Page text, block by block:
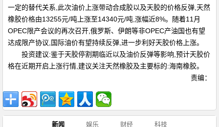
一定的替代关系,此次油价上涨带动合成胶以及天胶的价格反弹,天然
橡胶价格由13255元/吨上涨至14340元/吨,涨幅近8%。随着11月
OPEC限产会议的再次召开,俄罗斯、伊朗等非OPEC产油国也有望
达成限产协议,国际油价有望持续反弹,进一步利好天胶价格上涨。
投资建议:鉴于天胶停割期临近以及油价反弹等影响,预计天胶价
格在近期开启上涨行情,建议关注天然橡胶及主要标的:海南橡胶。
责编：
新闻 娱乐 财经 科技